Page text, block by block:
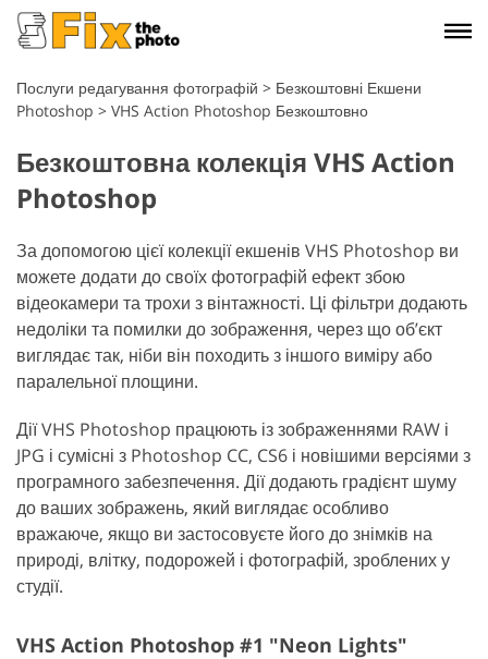
Послуги редагування фотографій > Безкоштовні Екшени
Photoshop > VHS Action Photoshop Безкоштовно
Безкоштовна колекція VHS Action
Photoshop
За допомогою цієї колекції екшенів VHS Photoshop ви
можете додати до своїх фотографій ефект збою
відеокамери та трохи з вінтажності. Ці фільтри додають
недоліки та помилки до зображення, через що об’єкт
виглядає так, ніби він походить з іншого виміру або
паралельної площини.
Дії VHS Photoshop працюють із зображеннями RAW і
JPG і сумісні з Photoshop CC, CS6 і новішими версіями з
програмного забезпечення. Дії додають градієнт шуму
до ваших зображень, який виглядає особливо
вражаюче, якщо ви застосовуєте його до знімків на
природі, влітку, подорожей і фотографій, зроблених у
студії.
VHS Action Photoshop #1 "Neon Lights"